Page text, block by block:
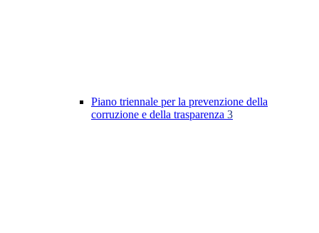
Piano triennale per la prevenzione della
corruzione e della trasparenza 3